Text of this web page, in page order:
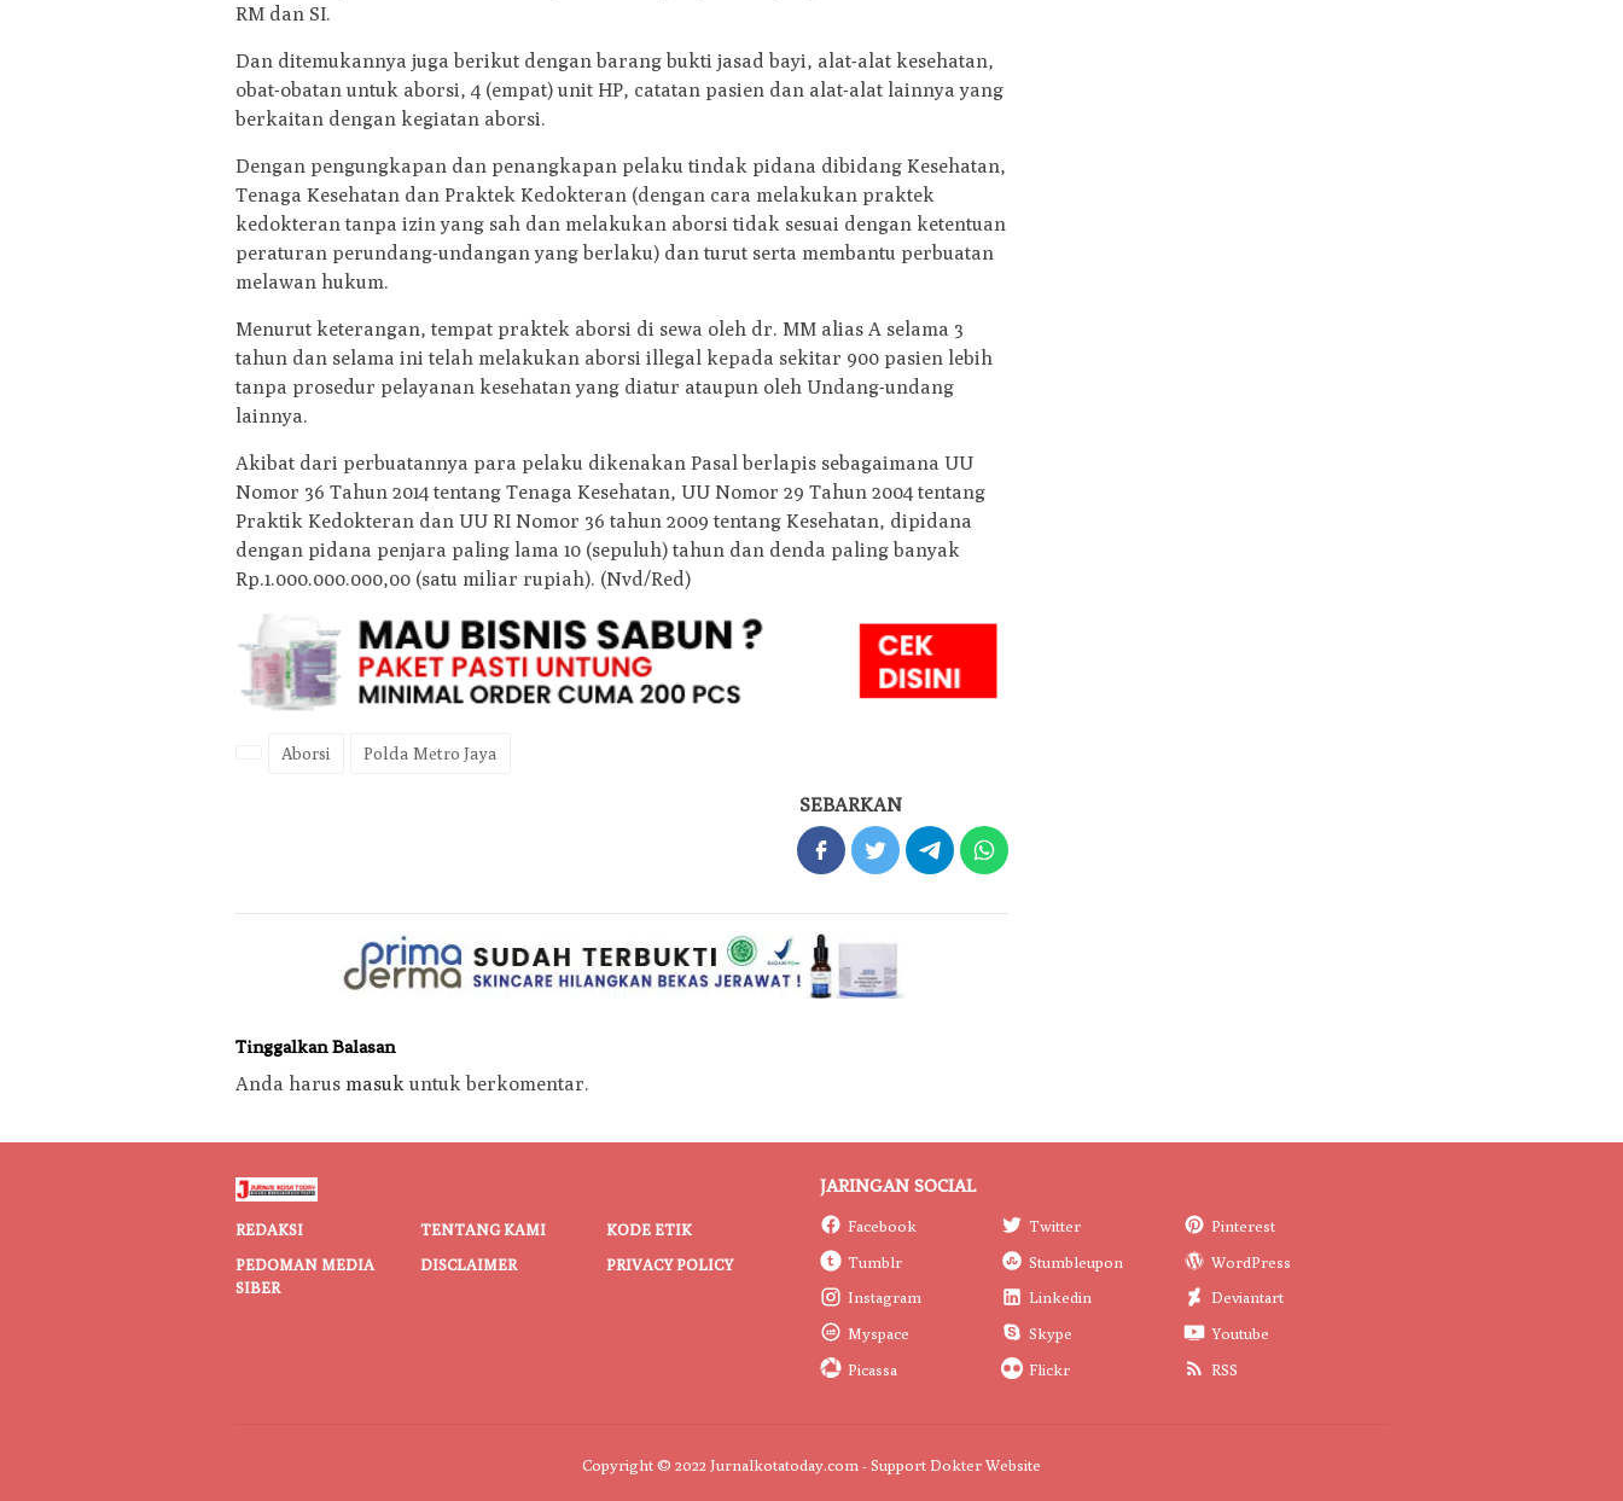
RM dan SI.
Dan ditemukannya juga berikut dengan barang bukti jasad bayi, alat-alat kesehatan,
obat-obatan untuk aborsi, 4 (empat) unit HP, catatan pasien dan alat-alat lainnya yang
berkaitan dengan kegiatan aborsi.
Dengan pengungkapan dan penangkapan pelaku tindak pidana dibidang Kesehatan,
Tenaga Kesehatan dan Praktek Kedokteran (dengan cara melakukan praktek
kedokteran tanpa izin yang sah dan melakukan aborsi tidak sesuai dengan ketentuan
peraturan perundang-undangan yang berlaku) dan turut serta membantu perbuatan
melawan hukum.
Menurut keterangan, tempat praktek aborsi di sewa oleh dr. MM alias A selama 3
tahun dan selama ini telah melakukan aborsi illegal kepada sekitar 900 pasien lebih
tanpa prosedur pelayanan kesehatan yang diatur ataupun oleh Undang-undang
lainnya.
Akibat dari perbuatannya para pelaku dikenakan Pasal berlapis sebagaimana UU
Nomor 36 Tahun 2014 tentang Tenaga Kesehatan, UU Nomor 29 Tahun 2004 tentang
Praktik Kedokteran dan UU RI Nomor 36 tahun 2009 tentang Kesehatan, dipidana
dengan pidana penjara paling lama 10 (sepuluh) tahun dan denda paling banyak
Rp.1.000.000.000,00 (satu miliar rupiah). (Nvd/Red)
Aborsi Polda Metro Jaya
SEBARKAN
Tinggalkan Balasan
Anda harus masuk untuk berkomentar.
REDAKSI TENTANG KAMI
KODE ETIK
PEDOMAN MEDIA
SIBER
DISCLAIMER PRIVACY POLICY
JARINGAN SOCIAL
Facebook Twitter
Pinterest
Tumblr
Stumbleupon
WordPress
Instagram
Linkedin
Deviantart
Myspace
Skype
Youtube
Picassa
Flickr RSS
Copyright © 2022 Jurnalkotatoday.com - Support Dokter Website